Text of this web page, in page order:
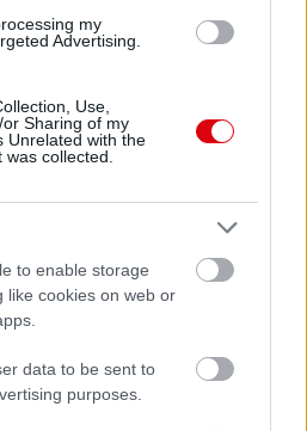
my
Advertising.
Use,
Sharing of my
Unrelated with the
collected.
to enable storage
like cookies on web or
data to be sent to
purposes.
Manchester